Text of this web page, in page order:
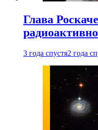
Глава
3 года спустя2 года